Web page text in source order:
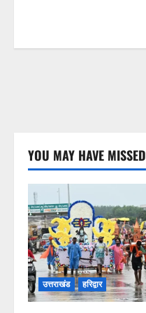
YOU MAY HAVE MISSED
उत्तराखंड हरिद्वार